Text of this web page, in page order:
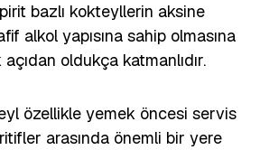
bazlı kokteyllerin aksine
alkol yapısına sahip olmasına
oldukça katmanlıdır.
özellikle yemek öncesi servis
arasında önemli bir yere